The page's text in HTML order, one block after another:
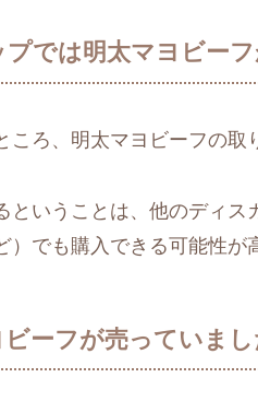
では明太マヨビー
ころ、明太マヨビーフの取
ということは、他のディス
でも購入できる可能性が
ーフが売っていまし